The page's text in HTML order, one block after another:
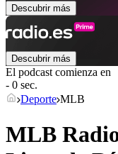
Descubrir más
Descubrir más
El podcast comienza en
- 0 sec.
Deporte MLB
MLB